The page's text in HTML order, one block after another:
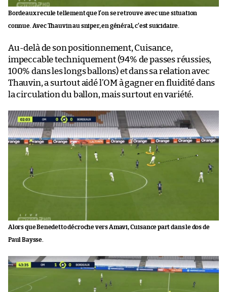
Bordeaux recule tellement que l’on se retrouve avec une situation
connue. Avec Thauvin au sniper, en général, c’est suicidaire.
Au-delà de son positionnement, Cuisance,
impeccable techniquement (94% de passes réussies,
100% dans les longs ballons) et dans sa relation avec
Thauvin, a surtout aidé l’OM à gagner en fluidité dans
la circulation du ballon, mais surtout en variété.
Alors que Benedetto décroche vers Amavi, Cuisance part dans le dos de
Paul Baysse.